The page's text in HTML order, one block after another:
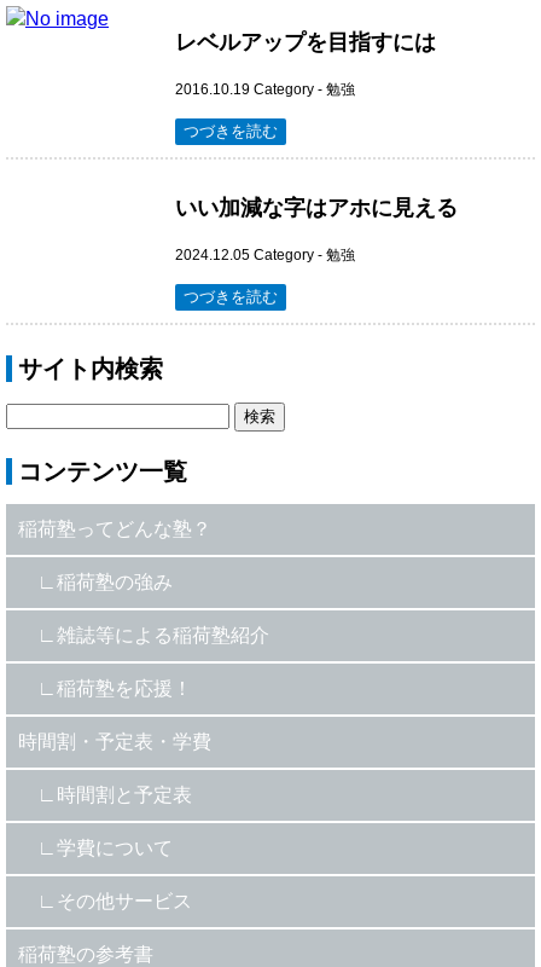
レベルアップを目指すには
2016.10.19 Category - 勉強
つづきを読む
いい加減な字はアホに見える
2024.12.05 Category - 勉強
つづきを読む
サイト内検索
コンテンツ一覧
稲荷塾ってどんな塾？
稲荷塾の強み
雑誌等による稲荷塾紹介
稲荷塾を応援！
時間割・予定表・学費
時間割と予定表
学費について
その他サービス
稲荷塾の参考書